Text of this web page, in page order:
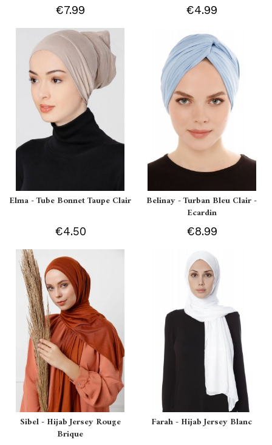
€7.99 €4.99
Elma - Tube Bonnet Taupe Clair
€4.50
Belinay - Turban Bleu Clair -
Ecardin
€8.99
Sibel - Hijab Jersey Rouge
Brique
Farah - Hijab Jersey Blanc